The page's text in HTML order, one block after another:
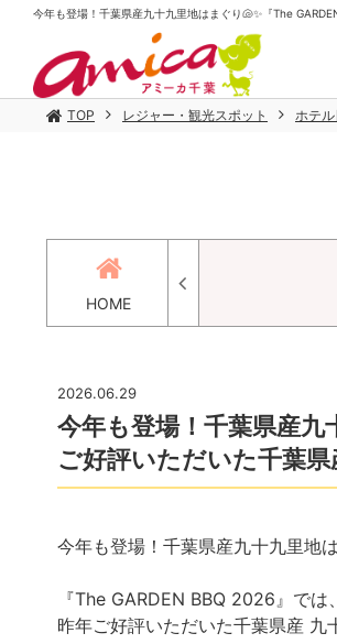
今年も登場！千葉県産九十九里地はまぐり🐚✨『The
TOP レジャー・観光スポット ホテ
HOME
2026.06.29
今年も登場！千葉県産
ご好評いただいた千葉
今年も登場！千葉県産九十九里地
『The GARDEN BBQ 2026』では、
昨年ご好評いただいた千葉県産 九